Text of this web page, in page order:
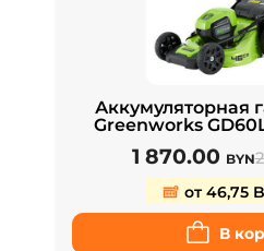
Аккумуляторная
Greenworks
1 870.00 BYN
от 46,75
В